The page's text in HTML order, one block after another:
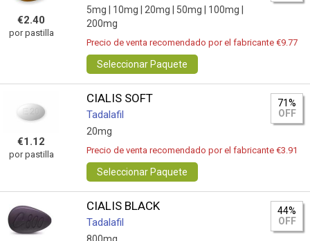
€2.40
por pastilla
5mg | 10mg | 20mg | 50mg |
100mg |
200mg
Precio de venta recomendado por el fabricante €9.77
Seleccionar Paquete
€1.12
por pastilla
CIALIS SOFT
Tadalafil
20mg
71%
OFF
Precio de venta recomendado por el fabricante €3.91
Seleccionar Paquete
CIALIS BLACK
Tadalafil
44%
OFF